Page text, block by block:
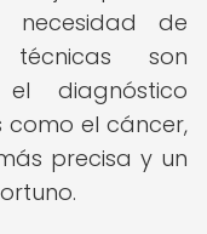
necesidad de
son
diagnóstico
el cáncer,
precisa y un